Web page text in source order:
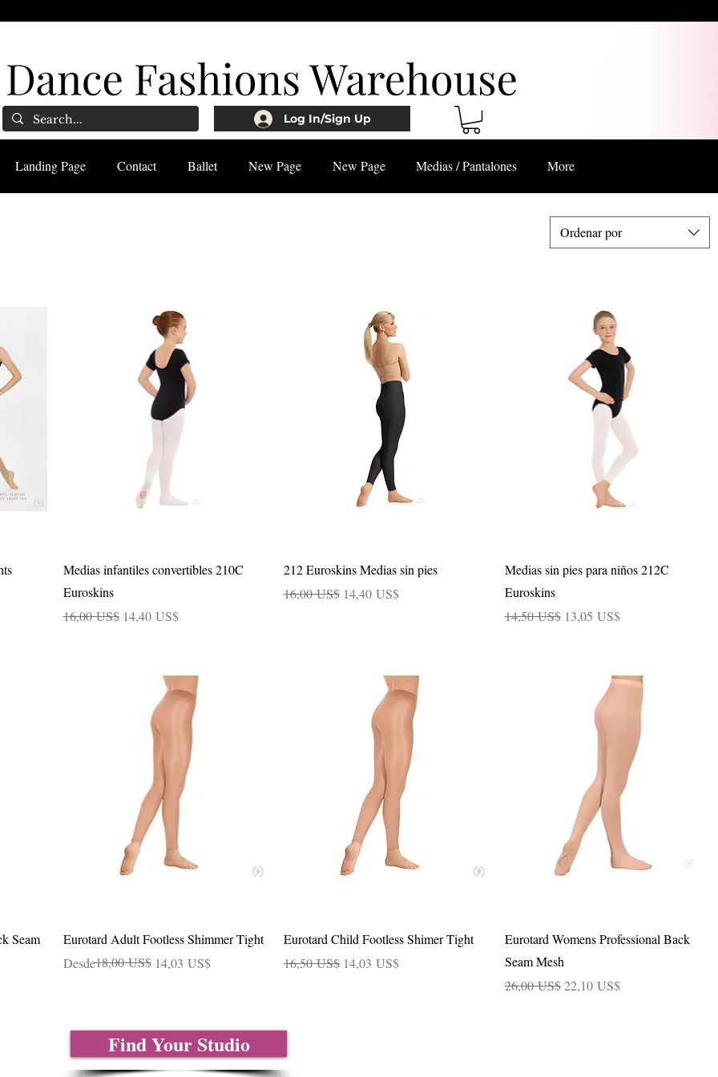
Log In/Sign Up
Landing Page Contact Ballet New Page New Page Medias / Pantalones More
Ordenar por
Vista rápida
Medias infantiles convertibles 210C
Euroskins
Precio
16,00 US$ Precio de oferta
14,40 US$
Vista rápida
212 Euroskins Medias sin pies
Precio
16,00 US$ Precio de oferta
14,40 US$
Vista rápida
Medias sin pies para niños 212C
Euroskins
Precio
14,50 US$ Precio de oferta
13,05 US$
Seam
Vista rápida
Eurotard Adult Footless Shimmer Tight
Desde
Precio18,00 US$ 14,03 US$
Precio de oferta
Vista rápida
Eurotard Child Footless Shimer Tight
Precio
16,50 US$ Precio de oferta
14,03 US$
Vista rápida
Eurotard Womens Professional Back
Seam Mesh
Precio
26,00 US$ Precio de oferta
22,10 US$
Find Your Studio